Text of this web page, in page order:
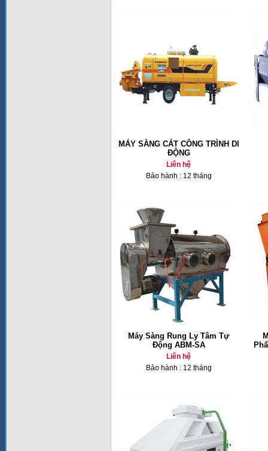
MÁY SÀNG CÁT CÔNG TRÌNH DI
ĐỘNG
Liên hệ
Bảo hành : 12 tháng
Máy Sàng Rung Ly Tâm Tự
Động ABM-SA
Liên hệ
Bảo hành : 12 tháng